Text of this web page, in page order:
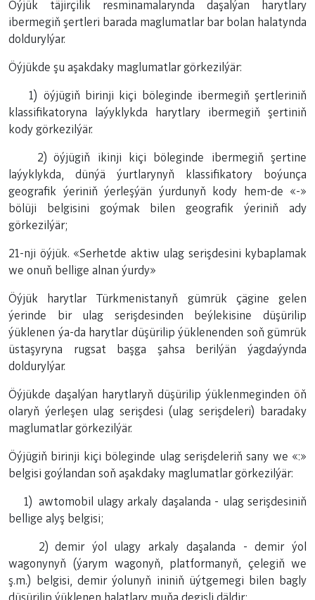
Öýjük täjirçilik resminamalarynda daşalýan harytlary
ibermegiň şertleri barada maglumatlar bar bolan halatynda
doldurylýar.
Öýjükde şu aşakdaky maglumatlar görkezilýär:
1) öýjügiň birinji kiçi böleginde ibermegiň şertleriniň
klassifikatoryna laýyklykda harytlary ibermegiň şertiniň
kody görkezilýär.
2) öýjügiň ikinji kiçi böleginde ibermegiň şertine
laýyklykda, dünýä ýurtlarynyň klassifikatory boýunça
geografik ýeriniň ýerleşýän ýurdunyň kody hem-de «-»
bölüji belgisini goýmak bilen geografik ýeriniň ady
görkezilýär;
21-nji öýjük. «Serhetde aktiw ulag serişdesini kybaplamak
we onuň bellige alnan ýurdy»
Öýjük harytlar Türkmenistanyň gümrük çägine gelen
ýerinde bir ulag serişdesinden beýlekisine düşürilip
ýüklenen ýa-da harytlar düşürilip ýüklenenden soň gümrük
üstaşyryna rugsat başga şahsa berilýän ýagdaýynda
doldurylýar.
Öýjükde daşalýan harytlaryň düşürilip ýüklenmeginden öň
olaryň ýerleşen ulag serişdesi (ulag serişdeleri) baradaky
maglumatlar görkezilýär.
Öýjügiň birinji kiçi böleginde ulag serişdeleriň sany we «:»
belgisi goýlandan soň aşakdaky maglumatlar görkezilýär:
1) awtomobil ulagy arkaly daşalanda - ulag serişdesiniň
bellige alyş belgisi;
2) demir ýol ulagy arkaly daşalanda - demir ýol
wagonynyň (ýarym wagonyň, platformanyň, çelegiň we
ş.m.) belgisi, demir ýolunyň ininiň üýtgemegi bilen bagly